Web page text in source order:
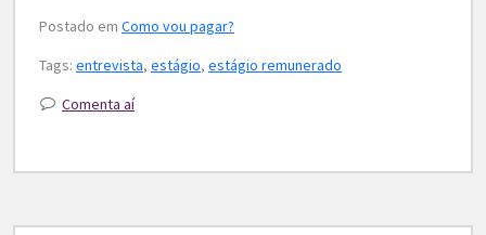
Postado em Como vou pagar?
Tags: entrevista, estágio, estágio remunerado
Comenta aí